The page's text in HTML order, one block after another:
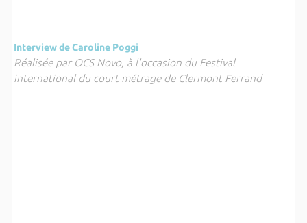
Interview de Caroline Poggi
Réalisée par OCS Novo, à l'occasion du Festival
international du court-métrage de Clermont Ferrand